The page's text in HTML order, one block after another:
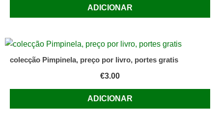
ADICIONAR
colecção Pimpinela, preço por livro, portes gratis
€3.00
ADICIONAR